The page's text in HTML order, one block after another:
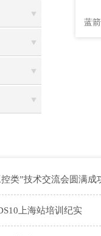
蓝
控类”技术交流会圆满成
上海站培训纪实